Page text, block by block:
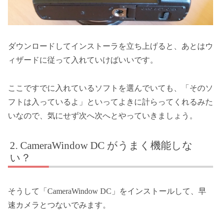
ダウンロードしてインストーラを立ち上げると、あとはウ
ィザードに従って入れていけばいいです。
ここですでに入れているソフトを選んでいても、「そのソ
フトは入っているよ」といってよきに計らってくれるみた
いなので、気にせず次へ次へとやっていきましょう。
CameraWindow DC がうまく機能しな
い？
そうして「CameraWindow DC」をインストールして、早
速カメラとつないでみます。